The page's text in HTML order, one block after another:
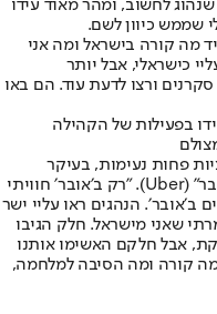
לחשוב, ומהר מאוד עידו
שממש כיוון לשם.
מה קורה בישראל ומה אני
כישראלי, אבל יותר
ורצו לדעת עוד. הם באו
בפעילות של הקהילה
פחות נעימות, בעיקר
בנסיעות היומיות בשירות המוניות של ״אובר״ (Uber). ״רק ב׳אובר׳ חוויתי
הנהגים ראו עליי ישר
שאני מישראל. חלק הגיבו
אבל חלקם האשימו אותנו
קורה ומה הסיבה למלחמה,